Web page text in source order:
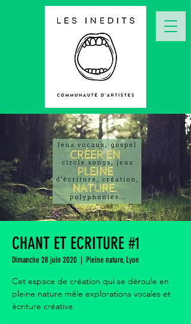
CHANT ET ECRITURE #1
Dimanche 28 juin 2020
  |
Pleine nature, Lyon
Cet espace de création qui se déroule en
pleine nature mêle explorations vocales et
écriture créative.